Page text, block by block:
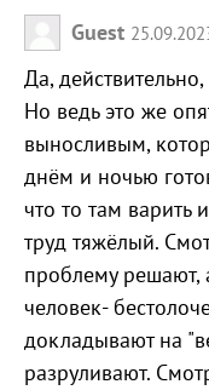
Guest
Да,
Но ведь это же
выносливым,
днём и ночью
что то там варить
труд тяжёлый.
проблему решают,
человек-
докладывают на
разруливают.